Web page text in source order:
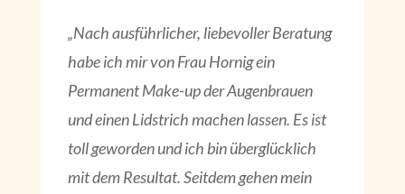
„Nach ausführlicher, liebevoller Beratung
habe ich mir von Frau Hornig ein
Permanent Make-up der Augenbrauen
und einen Lidstrich machen lassen. Es ist
toll geworden und ich bin überglücklich
mit dem Resultat. Seitdem gehen mein